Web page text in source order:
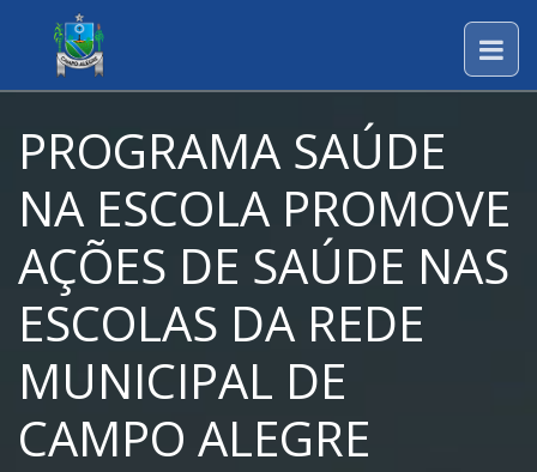
PROGRAMA SAÚDE
NA ESCOLA PROMOVE
AÇÕES DE SAÚDE NAS
ESCOLAS DA REDE
MUNICIPAL DE
CAMPO ALEGRE